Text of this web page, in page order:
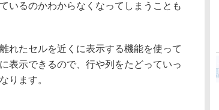
いるのかわからなくなってしまうことも
れたセルを近くに表示する機能を使って
表示できるので、行や列をたどっていっ
ります。